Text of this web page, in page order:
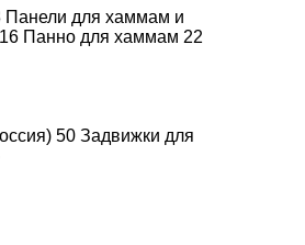
Панели для хаммам и
16 Панно для хаммам 22
50 Задвижки для